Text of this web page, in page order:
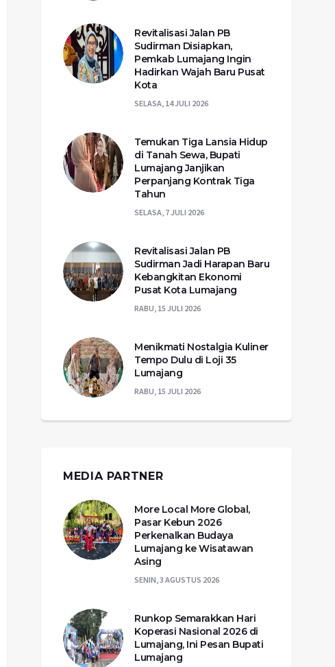
Revitalisasi Jalan PB
Sudirman Disiapkan,
Pemkab Lumajang Ingin
Hadirkan Wajah Baru Pusat
Kota
SELASA, 14 JULI 2026
Temukan Tiga Lansia Hidup
di Tanah Sewa, Bupati
Lumajang Janjikan
Perpanjang Kontrak Tiga
Tahun
SELASA, 7 JULI 2026
Revitalisasi Jalan PB
Sudirman Jadi Harapan Baru
Kebangkitan Ekonomi
Pusat Kota Lumajang
RABU, 15 JULI 2026
Menikmati Nostalgia Kuliner
Tempo Dulu di Loji 35
Lumajang
RABU, 15 JULI 2026
MEDIA PARTNER
More Local More Global,
Pasar Kebun 2026
Perkenalkan Budaya
Lumajang ke Wisatawan
Asing
SENIN, 3 AGUSTUS 2026
Runkop Semarakkan Hari
Koperasi Nasional 2026 di
Lumajang, Ini Pesan Bupati
Lumajang